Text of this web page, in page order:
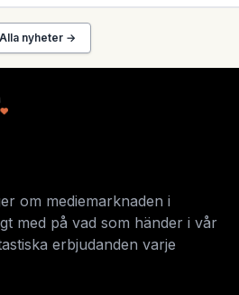
Alla nyheter →
om mediemarknaden i
med på vad som händer i vår
erbjudanden varje